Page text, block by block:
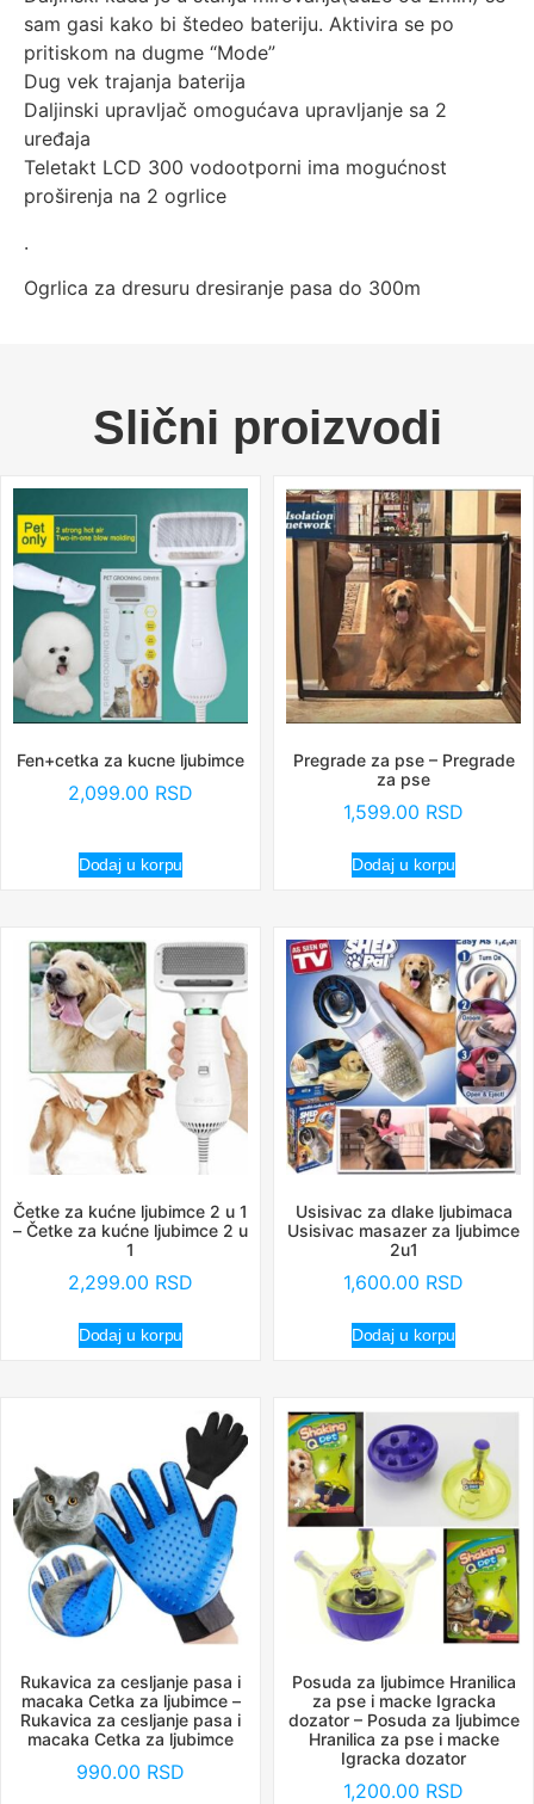
sam gasi kako bi štedeo bateriju. Aktivira se po
pritiskom na dugme “Mode”
Dug vek trajanja baterija
Daljinski upravljač omogućava upravljanje sa 2
uređaja
Teletakt LCD 300 vodootporni ima mogućnost
proširenja na 2 ogrlice
.
Ogrlica za dresuru dresiranje pasa do 300m
Slični proizvodi
Fen+cetka za kucne ljubimce
2,099.00 RSD
Dodaj u korpu
Pregrade za pse – Pregrade
za pse
1,599.00 RSD
Dodaj u korpu
Četke za kućne ljubimce 2 u 1
– Četke za kućne ljubimce 2 u
1
2,299.00 RSD
Dodaj u korpu
Usisivac za dlake ljubimaca
Usisivac masazer za ljubimce
2u1
1,600.00 RSD
Dodaj u korpu
Rukavica za cesljanje pasa i
macaka Cetka za ljubimce –
Rukavica za cesljanje pasa i
macaka Cetka za ljubimce
990.00 RSD
Posuda za ljubimce Hranilica
za pse i macke Igracka
dozator – Posuda za ljubimce
Hranilica za pse i macke
Igracka dozator
1,200.00 RSD